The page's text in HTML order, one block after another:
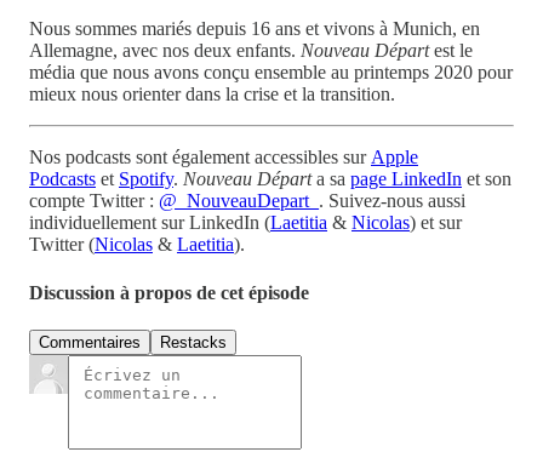
Nous sommes mariés depuis 16 ans et vivons à Munich, en
Allemagne, avec nos deux enfants. Nouveau Départest le
média que nous avons conçu ensemble au printemps 2020 pour
mieux nous orienter dans la crise et la transition.
Nos podcasts sont également accessibles surApple
Podcasts et Spotify. Nouveau Départa sa page LinkedIn et son
compte Twitter : @_NouveauDepart_ . Suivez-nous aussi
individuellement sur LinkedIn (Laetitia & Nicolas) et sur
Twitter (Nicolas & Laetitia).
Discussion à propos de cet épisode
Commentaires Restacks